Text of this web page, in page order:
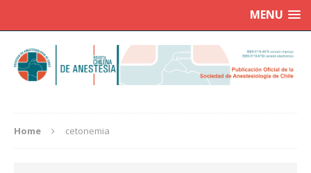
MENU
Home cetonemia